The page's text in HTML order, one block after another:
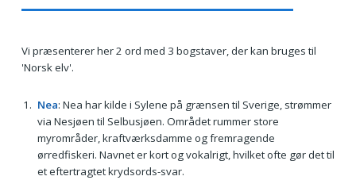
Vi præsenterer her 2 ord med 3 bogstaver, der kan bruges til
'Norsk elv'.
Nea: Nea har kilde i Sylene på grænsen til Sverige, strømmer
via Nesjøen til Selbusjøen. Området rummer store
myrområder, kraftværksdamme og fremragende
ørredfiskeri. Navnet er kort og vokalrigt, hvilket ofte gør det til
et eftertragtet krydsords-svar.